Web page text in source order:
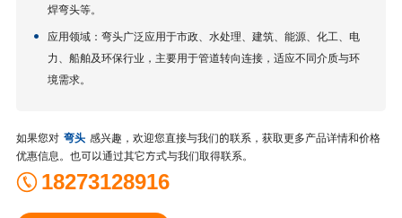
焊弯头等。
应用领域：弯头广泛应用于市政、水处理、建筑、能源、化工、电
力、船舶及环保行业，主要用于管道转向连接，适应不同介质与环
境需求。
如果您对 弯头 感兴趣，欢迎您直接与我们的联系，获取更多产品详情和价格
优惠信息。也可以通过其它方式与我们取得联系。
18273128916